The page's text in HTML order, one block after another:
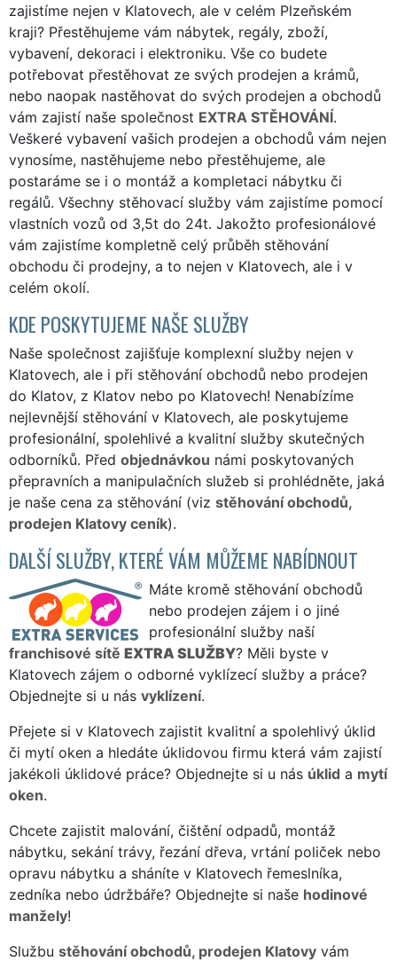
zajistíme nejen v Klatovech, ale v celém Plzeňském
kraji? Přestěhujeme vám nábytek, regály, zboží,
vybavení, dekoraci i elektroniku. Vše co budete
potřebovat přestěhovat ze svých prodejen a krámů,
nebo naopak nastěhovat do svých prodejen a obchodů
vám zajistí naše společnost EXTRA STĚHOVÁNÍ.
Veškeré vybavení vašich prodejen a obchodů vám nejen
vynosíme, nastěhujeme nebo přestěhujeme, ale
postaráme se i o montáž a kompletaci nábytku či
regálů. Všechny stěhovací služby vám zajistíme pomocí
vlastních vozů od 3,5t do 24t. Jakožto profesionálové
vám zajistíme kompletně celý průběh stěhování
obchodu či prodejny, a to nejen v Klatovech, ale i v
celém okolí.
KDE POSKYTUJEME NAŠE SLUŽBY
Naše společnost zajišťuje komplexní služby nejen v
Klatovech, ale i při stěhování obchodů nebo prodejen
do Klatov, z Klatov nebo po Klatovech! Nenabízíme
nejlevnější stěhování v Klatovech, ale poskytujeme
profesionální, spolehlivé a kvalitní služby skutečných
odborníků. Před objednávkou námi poskytovaných
přepravních a manipulačních služeb si prohlédněte, jaká
je naše cena za stěhování (viz stěhování obchodů,
prodejen Klatovy ceník).
DALŠÍ SLUŽBY, KTERÉ VÁM MŮŽEME NABÍDNOUT
Máte kromě stěhování obchodů
nebo prodejen zájem i o jiné
profesionální služby naší
franchisové sítě EXTRA SLUŽBY? Měli byste v
Klatovech zájem o odborné vyklízecí služby a práce?
Objednejte si u nás vyklízení.
Přejete si v Klatovech zajistit kvalitní a spolehlivý úklid
či mytí oken a hledáte úklidovou firmu která vám zajistí
jakékoli úklidové práce? Objednejte si u nás úklid a mytí
oken.
Chcete zajistit malování, čištění odpadů, montáž
nábytku, sekání trávy, řezání dřeva, vrtání poliček nebo
opravu nábytku a sháníte v Klatovech řemeslníka,
zedníka nebo údržbáře? Objednejte si naše hodinové
manžely!
Službu stěhování obchodů, prodejen Klatovy vám